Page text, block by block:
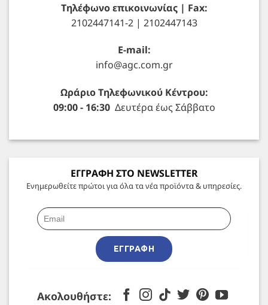
Τηλέφωνο επικοινωνίας | Fax:
2102447141-2 | 2102447143
E-mail:
info@agc.com.gr
Ωράριο Τηλεφωνικού Κέντρου:
09:00 - 16:30Δευτέρα έως Σάββατο
ΕΓΓΡΑΦΗ ΣΤΟ NEWSLETTER
Ενημερωθείτε πρώτοι για όλα τα νέα προϊόντα & υπηρεσίες.
ΕΓΓΡΑΦΉ
Ακολουθήστε: